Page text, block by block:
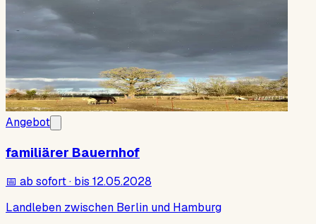
Angebot
familiärer Bauernhof
📅 ab sofort · bis 12.05.2028
Landleben zwischen Berlin und Hamburg